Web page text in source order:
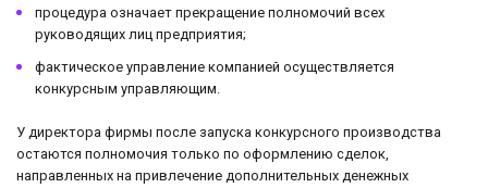
процедура означает прекращение полномочий всех
руководящих лиц предприятия;
фактическое управление компанией осуществляется
конкурсным управляющим.
У директора фирмы после запуска конкурсного производства
остаются полномочия только по оформлению сделок,
направленных на привлечение дополнительных денежных